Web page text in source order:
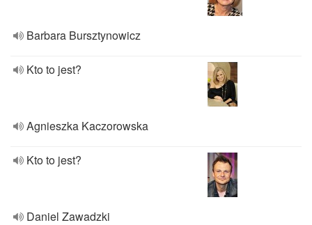
Barbara Bursztynowicz
Kto to jest?
Agnieszka Kaczorowska
Kto to jest?
Daniel Zawadzki